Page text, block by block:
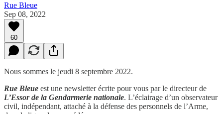
Rue Bleue
Sep 08, 2022
60
Nous sommes le jeudi 8 septembre 2022.
Rue Bleue est une newsletter écrite pour vous par le directeur de
L’Essor de la Gendarmerie nationale. L’éclairage d’un observateur
civil, indépendant, attaché à la défense des personnels de l’Arme,